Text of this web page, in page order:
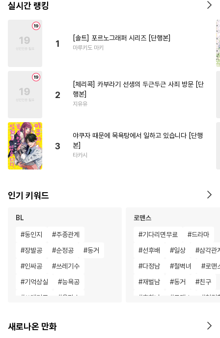
실시간 랭킹
1
[솔트] 포르노그래퍼 시리즈 [단행본]
마루키도 마키
2
[체리콕] 카부라기 선생의 두근두근 사죄 방문 [단
행본]
지유유
3
야쿠자 때문에 목욕탕에서 일하고 있습니다 [단행
본]
타카시
인기 키워드
BL
#동인지 #주종관계
#장발공 #순정공 #동거
#인싸공 #쓰레기수
#기억상실 #능욕공
#쓰레기공 #욕망수
#옴니버스
로맨스
#기다리면무료 #드라마
#선후배 #일상 #삼각관
#다정남 #철벽녀 #로맨
#재벌남 #동거 #친구
#후회녀 #로맨스 #첫경
새로나온 만화